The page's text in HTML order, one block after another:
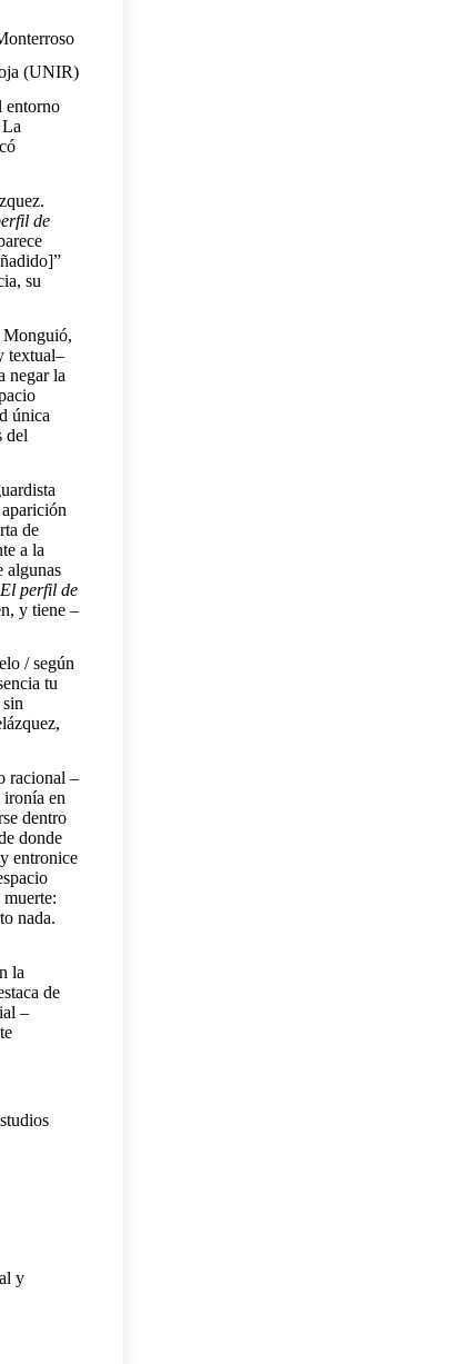
(UNIR)
entorno
de
su
Monguió,
textual–
negar la
única
del
de
a la
algunas
El perfil de
y tiene –
/ según
tu
racional –
ironía en
dentro
donde
entronice
nada.
la
de
–
y